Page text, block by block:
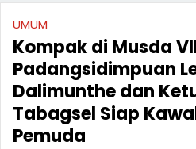
UMUM
Kompak di Musda
Padangsidimpuan
Dalimunthe dan
Tabagsel Siap
Pemuda